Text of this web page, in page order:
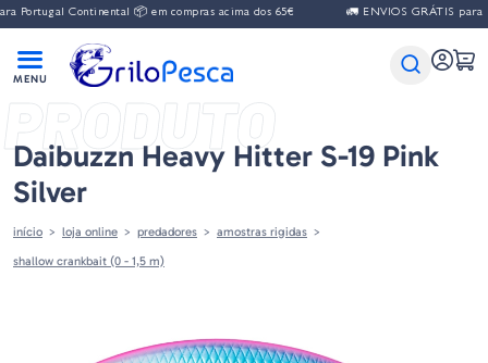
Continental 📦 em compras acima dos 65€ 🚛 ENVIOS GRÁTIS para
PRODUTO
Daibuzzn Heavy Hitter S-19 Pink
Silver
início loja online predadores
amostras rigidas
shallow crankbait (0 - 1,5 m)